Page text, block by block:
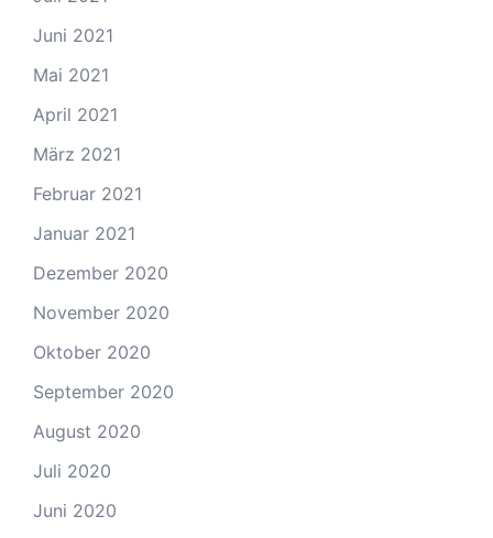
Juni 2021
Mai 2021
April 2021
März 2021
Februar 2021
Januar 2021
Dezember 2020
November 2020
Oktober 2020
September 2020
August 2020
Juli 2020
Juni 2020